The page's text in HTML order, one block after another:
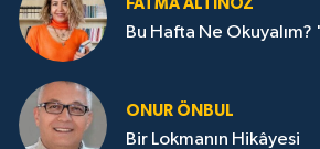
FATMA ALTINÖZ
Bu Hafta Ne
ONUR ÖNBUL
Bir Lokmanın Hikâyesi